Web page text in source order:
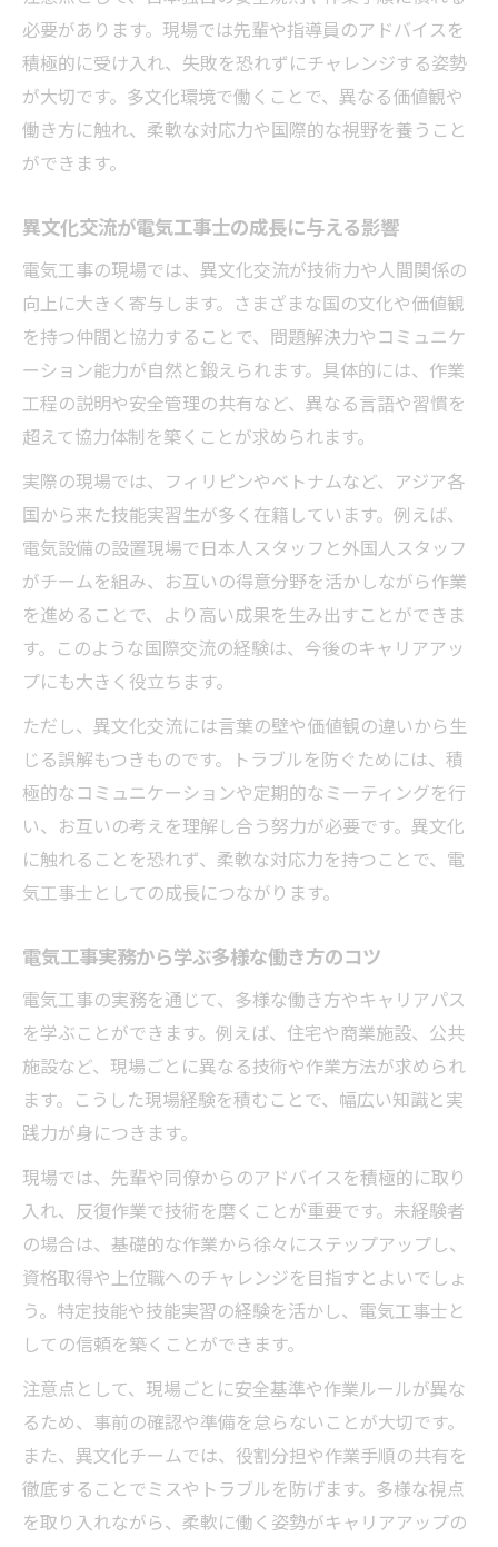
必要があります。現場では先輩や指導員のアドバイスを
積極的に受け入れ、失敗を恐れずにチャレンジする姿勢
が大切です。多文化環境で働くことで、異なる価値観や
働き方に触れ、柔軟な対応力や国際的な視野を養うこと
ができます。
異文化交流が電気工事士の成長に与える影響
電気工事の現場では、異文化交流が技術力や人間関係の
向上に大きく寄与します。さまざまな国の文化や価値観
を持つ仲間と協力することで、問題解決力やコミュニケ
ーション能力が自然と鍛えられます。具体的には、作業
工程の説明や安全管理の共有など、異なる言語や習慣を
超えて協力体制を築くことが求められます。
実際の現場では、フィリピンやベトナムなど、アジア各
国から来た技能実習生が多く在籍しています。例えば、
電気設備の設置現場で日本人スタッフと外国人スタッフ
がチームを組み、お互いの得意分野を活かしながら作業
を進めることで、より高い成果を生み出すことができま
す。このような国際交流の経験は、今後のキャリアアッ
プにも大きく役立ちます。
ただし、異文化交流には言葉の壁や価値観の違いから生
じる誤解もつきものです。トラブルを防ぐためには、積
極的なコミュニケーションや定期的なミーティングを行
い、お互いの考えを理解し合う努力が必要です。異文化
に触れることを恐れず、柔軟な対応力を持つことで、電
気工事士としての成長につながります。
電気工事実務から学ぶ多様な働き方のコツ
電気工事の実務を通じて、多様な働き方やキャリアパス
を学ぶことができます。例えば、住宅や商業施設、公共
施設など、現場ごとに異なる技術や作業方法が求められ
ます。こうした現場経験を積むことで、幅広い知識と実
践力が身につきます。
現場では、先輩や同僚からのアドバイスを積極的に取り
入れ、反復作業で技術を磨くことが重要です。未経験者
の場合は、基礎的な作業から徐々にステップアップし、
資格取得や上位職へのチャレンジを目指すとよいでしょ
う。特定技能や技能実習の経験を活かし、電気工事士と
しての信頼を築くことができます。
注意点として、現場ごとに安全基準や作業ルールが異な
るため、事前の確認や準備を怠らないことが大切です。
また、異文化チームでは、役割分担や作業手順の共有を
徹底することでミスやトラブルを防げます。多様な視点
を取り入れながら、柔軟に働く姿勢がキャリアアップの